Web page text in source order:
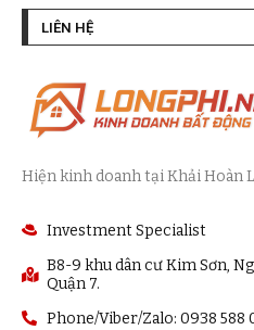
LIÊN HỆ
Hiện kinh doanh tại Khải Hoàn
Investment Specialist
B8-9 khu dân cư Kim Sơn,
Quận 7.
Phone/Viber/Zalo: 0938 588